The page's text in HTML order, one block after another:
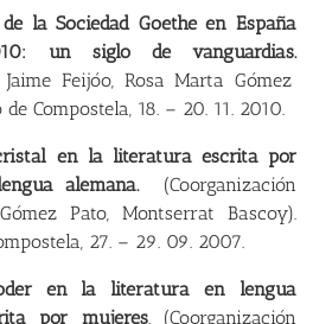
la Sociedad Goethe en España
un siglo de vanguardias.
Jaime Feijóo, Rosa Marta Gómez
Compostela, 18. – 20. 11. 2010.
en la literatura escrita por
alemana. (Coorganización
Pato, Montserrat Bascoy).
27. – 29. 09. 2007.
en la literatura en lengua
por mujeres. (Coorganización